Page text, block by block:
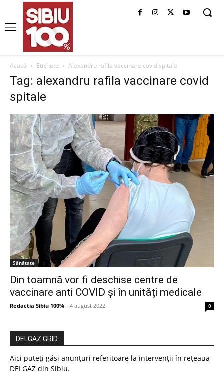
Acasă Etichete Alexandru rafila vaccinare covid spitale
Tag: alexandru rafila vaccinare covid
spitale
Sănătate
Din toamnă vor fi deschise centre de
vaccinare anti COVID şi în unități medicale
Redactia Sibiu 100% - 4 august 2022 0
DELGAZ GRID
Aici puteți găsi anunțuri referitoare la intervenții în rețeaua
DELGAZ din Sibiu.